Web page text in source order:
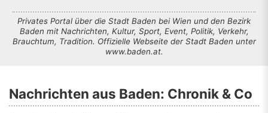
Privates Portal über die Stadt Baden bei Wien und den Bezirk
Baden mit Nachrichten, Kultur, Sport, Event, Politik, Verkehr,
Brauchtum, Tradition. Offizielle Webseite der Stadt Baden unter
www.baden.at.
Nachrichten aus Baden: Chronik & Co